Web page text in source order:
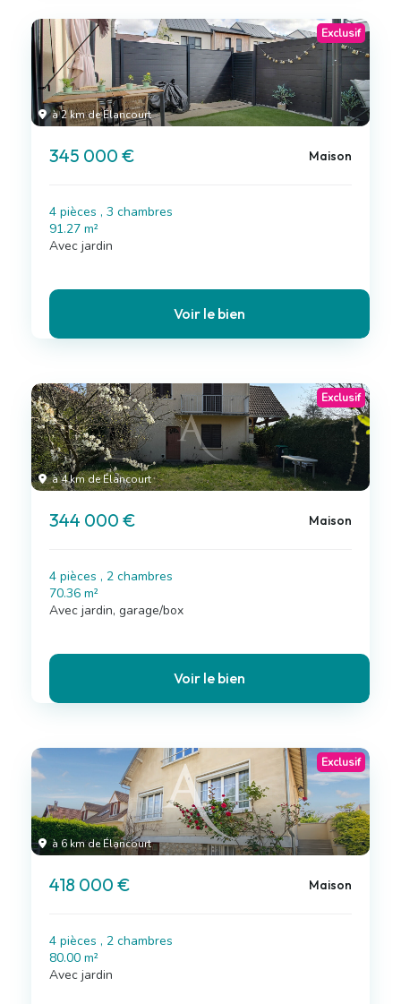
à 2 km de Élancourt
Exclusif
345 000 € Maison
4 pièces , 3 chambres
91.27 m²
Avec jardin
Voir le bien
à 4 km de Élancourt
Exclusif
344 000 € Maison
4 pièces , 2 chambres
70.36 m²
Avec jardin, garage/box
Voir le bien
à 6 km de Élancourt
Exclusif
418 000 € Maison
4 pièces , 2 chambres
80.00 m²
Avec jardin